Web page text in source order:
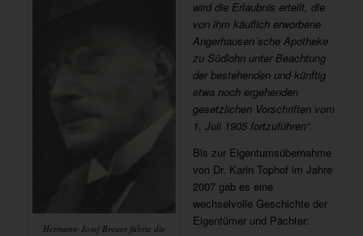
Hermann-Josef Breuer führte die
wird die Erlaubnis erteilt, die
von ihm käuflich erworbene
Angerhausen´sche Apotheke
zu Südlohn unter Beachtung
der bestehenden und künftig
etwa noch ergehenden
gesetzlichen Vorschriften vom
1. Juli 1905 fortzuführen“.
Bis zur Eigentumsübernahme
von Dr. Karin Tophof im Jahre
2007 gab es eine
wechselvolle Geschichte der
Eigentümer und Pächter: